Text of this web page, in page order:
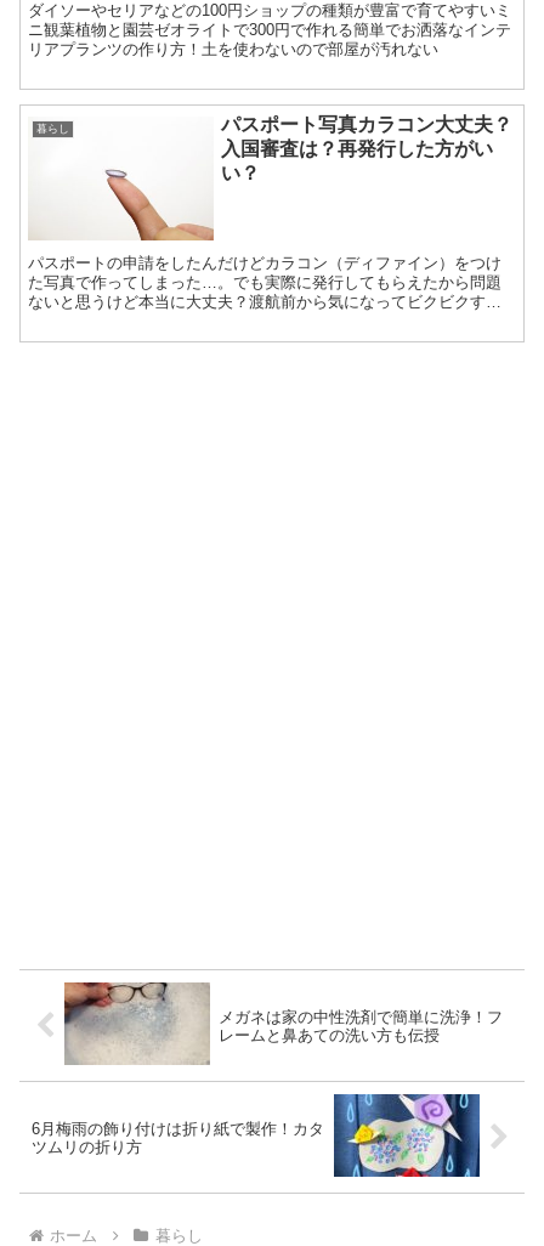
ダイソーやセリアなどの100円ショップの種類が豊富で育てやすいミ
ニ観葉植物と園芸ゼオライトで300円で作れる簡単でお洒落なインテ
リアプランツの作り方！土を使わないので部屋が汚れない
暮らし
パスポート写真カラコン大丈夫？
入国審査は？再発行した方がい
い？
パスポートの申請をしたんだけどカラコン（ディファイン）をつけ
た写真で作ってしまった…。でも実際に発行してもらえたから問題
ないと思うけど本当に大丈夫？渡航前から気になってビクビクする
メガネは家の中性洗剤で簡単に洗浄！フ
レームと鼻あての洗い方も伝授
6月梅雨の飾り付けは折り紙で製作！カタ
ツムリの折り方
ホーム 暮らし